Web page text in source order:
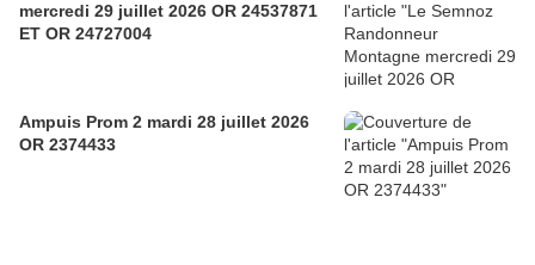
mercredi 29 juillet 2026 OR 24537871
ET OR 24727004
Ampuis Prom 2 mardi 28 juillet 2026
OR 2374433